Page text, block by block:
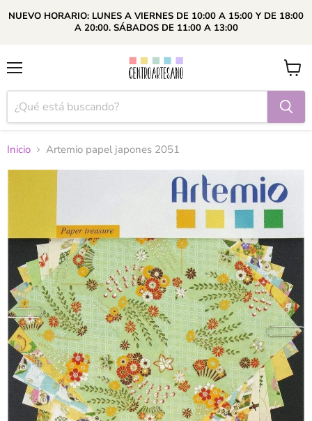
NUEVO HORARIO: LUNES A VIERNES DE 10:00 A 15:00 Y DE 18:00
A 20:00. SÁBADOS DE 11:00 A 13:00
Ver
carrito
Inicio Artemio papel japones 2051